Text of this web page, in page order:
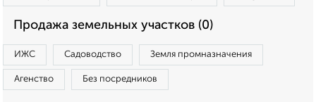
Продажа земельных участков (0)
ИЖС Садоводство Земля промназначения
Агенство Без посредников